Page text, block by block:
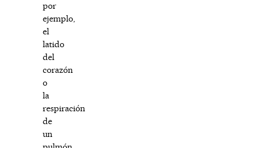
por
ejemplo,
el
latido
del
corazón
o
la
respiración
de
un